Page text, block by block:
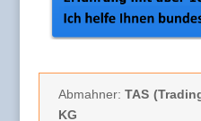
Abmahner:TAS
KG